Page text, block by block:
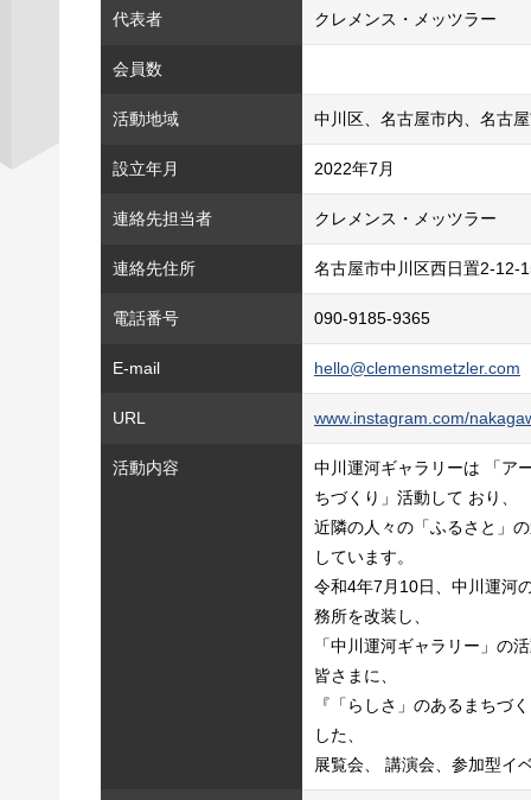
代表者 クレメンス・メッツラー
会員数
活動地域 中川区、名古屋市内、名古
設立年月 2022年7月
連絡先担当者 クレメンス・メッツラー
連絡先住所 名古屋市中川区西日置2-12-
電話番号 090-9185-9365
E-mail hello@clemensmetzler.com
URL www.instagram.com/
活動内容
中川運河ギャラリーは 「ア
ちづくり」活動して おり、
近隣の人々の「ふるさと」
しています。
令和4年7月10日、中川運河
務所を改装し、
「中川運河ギャラリー」の
皆さまに、
『「らしさ」のあるまちづ
した、
展覧会、 講演会、参加型イ